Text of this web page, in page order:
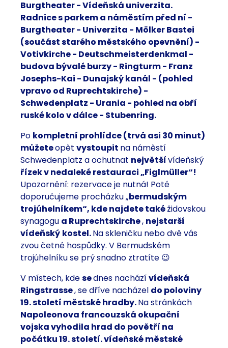
Burgtheater - Vídeňská univerzita.
Radnice s parkem a náměstím před ní -
Burgtheater - Univerzita - Mölker Bastei
(součást starého městského opevnění) -
Votivkirche - Deutschmeisterdenkmal -
budova bývalé burzy - Ringturm - Franz
Josephs-Kai - Dunajský kanál - (pohled
vpravo od Ruprechtskirche) -
Schwedenplatz - Urania - pohled na obří
ruské kolo v dálce - Stubenring.
Po kompletní prohlídce (trvá asi 30 minut)
můžeteopět vystoupit na náměstí
Schwedenplatz a ochutnat největšívídeňský
řízek v nedaleké restauraci „Figlmüller“!
Upozornění: rezervace je nutná! Poté
doporučujeme procházku „bermudským
trojúhelníkem“, kde najdete takéžidovskou
synagogu a Ruprechtskirche, nejstarší
vídeňský kostel.Na skleničku nebo dvě vás
zvou četné hospůdky. V Bermudském
trojúhelníku se prý snadno ztratíte 😉
V místech, kdesednes nacházívídeňská
Ringstrasse, se dříve nacházel do poloviny
19. století městské hradby.Na stránkách
Napoleonova francouzská okupační
vojska vyhodila hrad do povětří na
počátku 19. století. vídeňské městské